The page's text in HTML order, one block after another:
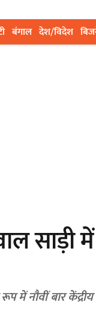
बंगाल देश/विदेश
साड़ी में
रूप में नौवीं बार